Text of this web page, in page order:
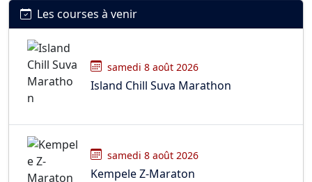
Les courses à venir
samedi 8 août 2026
Island Chill Suva Marathon
samedi 8 août 2026
Kempele Z-Maraton